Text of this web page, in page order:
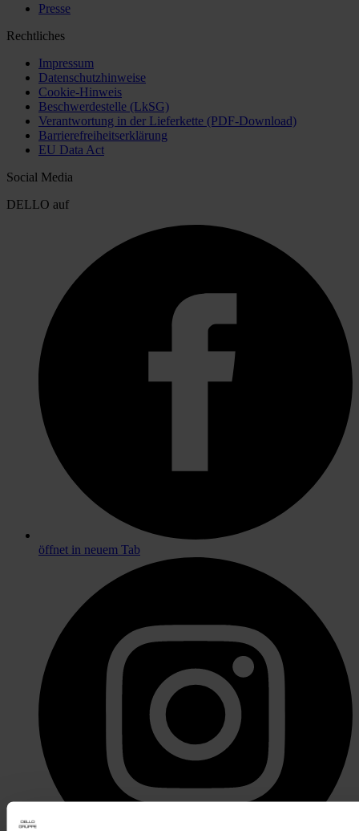
Presse
Rechtliches
Impressum
Datenschutzhinweise
Cookie-Hinweis
Beschwerdestelle (LkSG)
Verantwortung in der Lieferkette (PDF-Download)
Barrierefreiheitserklärung
EU Data Act
Social Media
DELLO auf
öffnet in neuem Tab